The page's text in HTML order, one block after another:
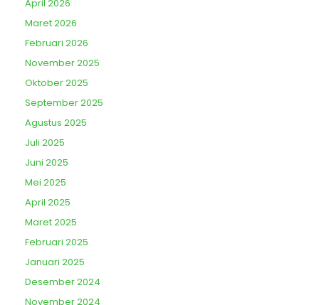
April 2026
Maret 2026
Februari 2026
November 2025
Oktober 2025
September 2025
Agustus 2025
Juli 2025
Juni 2025
Mei 2025
April 2025
Maret 2025
Februari 2025
Januari 2025
Desember 2024
November 2024